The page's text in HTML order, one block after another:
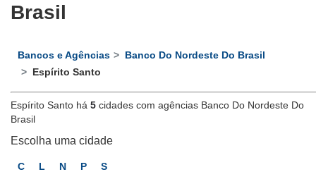
Brasil
Bancos e Agências
Banco Do Nordeste Do Brasil
Espírito Santo
Espírito Santo há 5 cidades com agências Banco Do Nordeste Do
Brasil
Escolha uma cidade
C L N P S